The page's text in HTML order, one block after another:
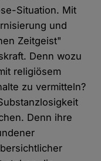
Situation. Mit
und
Zeitgeist"
Denn wozu
religiösem
zu vermitteln?
Denn ihre